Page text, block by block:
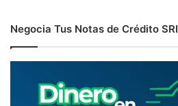
Negocia Tus Notas de Crédito SRI